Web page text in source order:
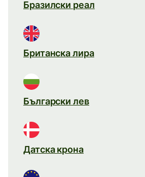
Бразилски реал
Британска лира
Български лев
Датска крона